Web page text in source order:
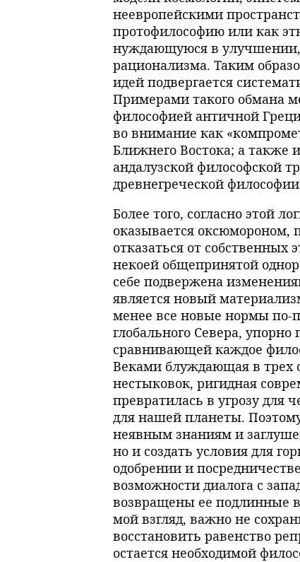
неевропейскими
протофилософию или как
нуждающуюся в улучшении,
рационализма. Таким
идей подвергается
Примерами такого обмана
философией античной
во внимание как
Ближнего Востока; а также
андалузской философской
древнегреческой
Более того, согласно этой
оказывается оксюмороном,
отказаться от собственных
некоей общепринятой
себе подвержена
является новый
менее все новые нормы по-
глобального Севера,
сравнивающей каждое
Веками блуждающая в трех
нестыковок, ригидная
превратилась в угрозу для
для нашей планеты.
неявным знаниям и
но и создать условия для
одобрении и
возможности диалога с
возвращены ее подлинные
мой взгляд, важно не
восстановить равенство
остается необходимой